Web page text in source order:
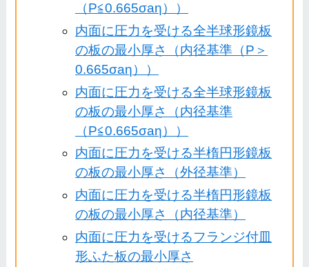
（P≦0.665σaη））
内面に圧力を受ける全半球形鏡板
の板の最小厚さ（内径基準（P＞
0.665σaη））
内面に圧力を受ける全半球形鏡板
の板の最小厚さ（内径基準
（P≦0.665σaη））
内面に圧力を受ける半楕円形鏡板
の板の最小厚さ（外径基準）
内面に圧力を受ける半楕円形鏡板
の板の最小厚さ（内径基準）
内面に圧力を受けるフランジ付皿
形ふた板の最小厚さ